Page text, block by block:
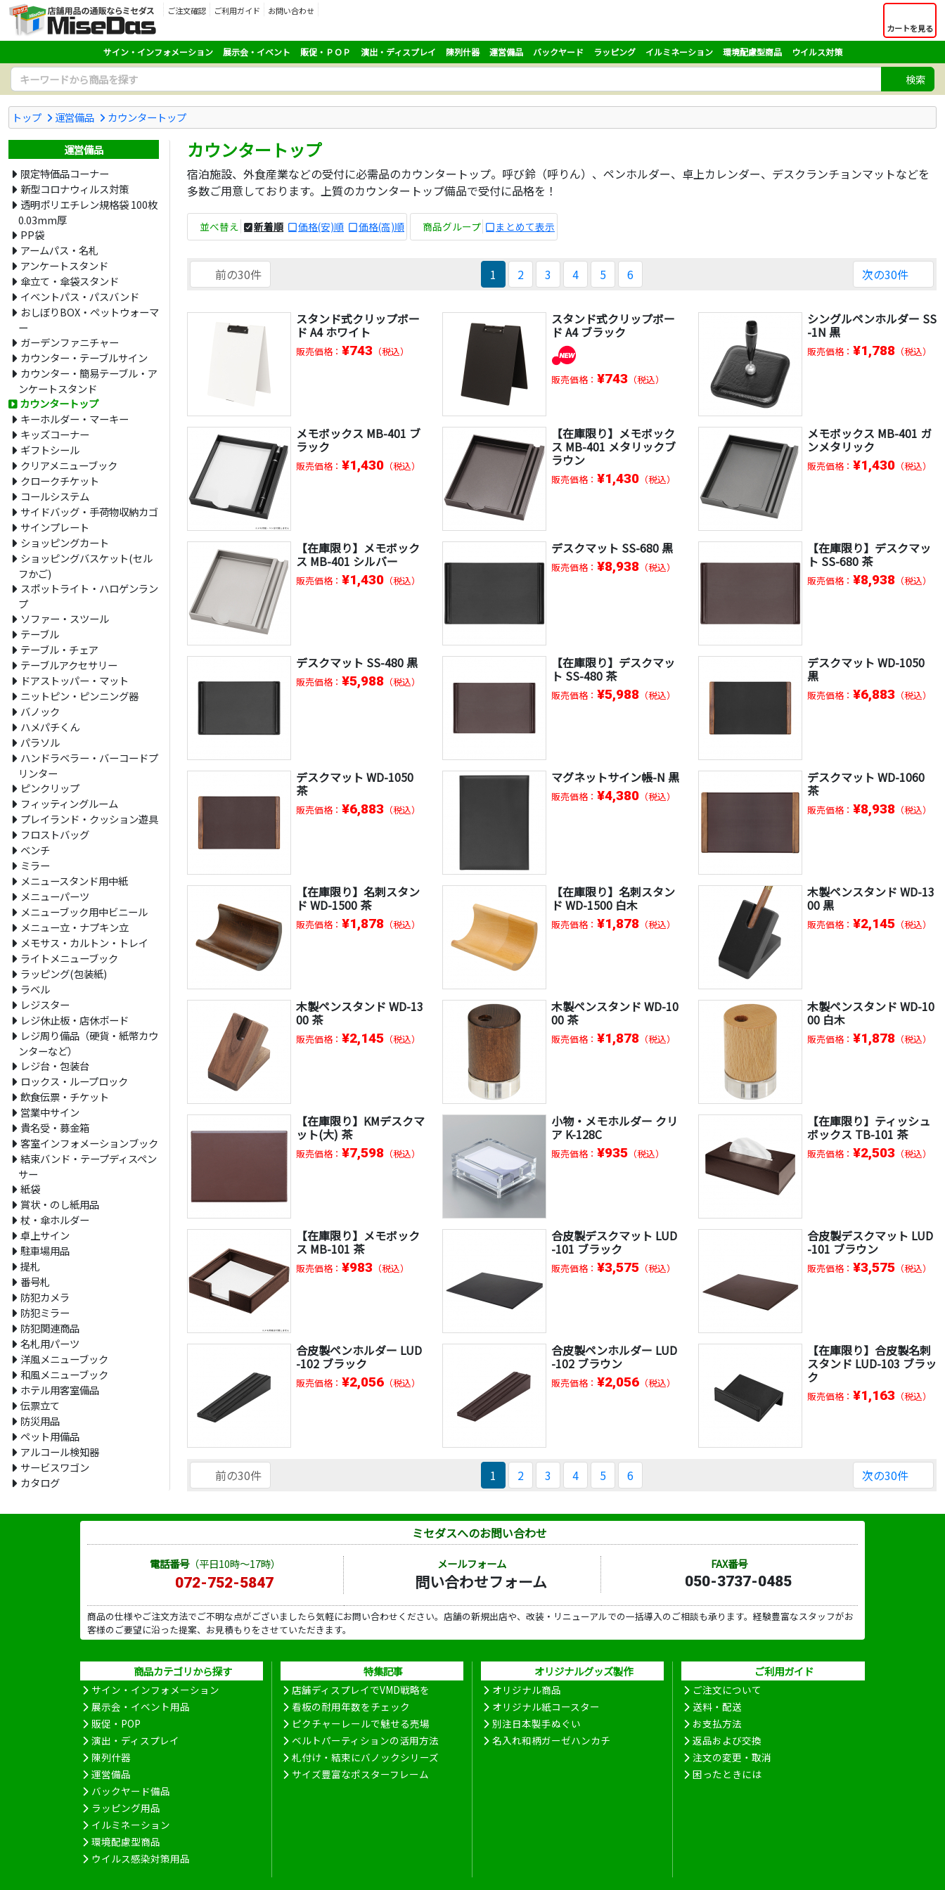
ご注文確認 ご利用ガイド
お問い合わせ
カートを見る
サイン・インフォメーション 展示会・イベント 販促・ＰＯＰ 演出・ディスプレイ 陳列什器 運営備品 バックヤード ラッピング イルミネーション 環境配慮型商品 ウイルス対策
検索
トップ 運営備品 カウンタートップ
カウンタートップ
宿泊施設、外食産業などの受付に必需品のカウンタートップ。呼び鈴（呼りん）、ペンホルダー、卓上カレンダー、デスクランチョンマットなどを
多数ご用意しております。上質のカウンタートップ備品で受付に品格を！
並べ替え 新着順 価格(安)順 価格(高)順 商品グループ まとめて表示
前の30件 1 2 3 4 5 6 次の30件
スタンド式クリップボー
ド A4 ホワイト
販売価格： ¥743 （税込）
スタンド式クリップボー
ド A4 ブラック
販売価格：¥743 （税込）
シングルペンホルダー SS
-1N 黒
販売価格： ¥1,788（税込）
メモボックス MB-401 ブ
ラック
販売価格： ¥1,430 （税込）
【在庫限り】メモボック
ス MB-401 メタリックブ
ラウン
販売価格：¥1,430 （税込）
メモボックス MB-401 ガ
ンメタリック
販売価格： ¥1,430（税込）
【在庫限り】メモボック
ス MB-401 シルバー
販売価格： ¥1,430 （税込）
デスクマット SS-680 黒
販売価格：¥8,938 （税込）
【在庫限り】デスクマッ
ト SS-680 茶
販売価格： ¥8,938（税込）
デスクマット SS-480 黒
販売価格： ¥5,988 （税込）
【在庫限り】デスクマッ
ト SS-480 茶
販売価格：¥5,988 （税込）
デスクマット WD-1050
黒
販売価格： ¥6,883（税込）
デスクマット WD-1050
茶
販売価格： ¥6,883 （税込）
マグネットサイン帳-N 黒
販売価格：¥4,380 （税込）
デスクマット WD-1060
茶
販売価格： ¥8,938（税込）
【在庫限り】名刺スタン
ド WD-1500 茶
販売価格： ¥1,878 （税込）
【在庫限り】名刺スタン
ド WD-1500 白木
販売価格：¥1,878 （税込）
木製ペンスタンド WD-13
00 黒
販売価格： ¥2,145（税込）
木製ペンスタンド WD-13
00 茶
販売価格： ¥2,145 （税込）
木製ペンスタンド WD-10
00 茶
販売価格：¥1,878 （税込）
木製ペンスタンド WD-10
00 白木
販売価格： ¥1,878（税込）
【在庫限り】KMデスクマ
ット(大) 茶
販売価格： ¥7,598 （税込）
小物・メモホルダー クリ
ア K-128C
販売価格：¥935 （税込）
【在庫限り】ティッシュ
ボックス TB-101 茶
販売価格： ¥2,503（税込）
【在庫限り】メモボック
ス MB-101 茶
販売価格： ¥983 （税込）
合皮製デスクマット LUD
-101 ブラック
販売価格：¥3,575 （税込）
合皮製デスクマット LUD
-101 ブラウン
販売価格： ¥3,575（税込）
合皮製ペンホルダー LUD
-102 ブラック
販売価格： ¥2,056 （税込）
合皮製ペンホルダー LUD
-102 ブラウン
販売価格：¥2,056 （税込）
【在庫限り】合皮製名刺
スタンド LUD-103 ブラッ
ク
販売価格： ¥1,163（税込）
前の30件 1 2 3 4 5 6 次の30件
運営備品
限定特価品コーナー
新型コロナウィルス対策
透明ポリエチレン規格袋 100枚
0.03mm厚
PP袋
アームパス・名札
アンケートスタンド
傘立て・傘袋スタンド
イベントパス・パスバンド
おしぼりBOX・ペットウォーマ
ー
ガーデンファニチャー
カウンター・テーブルサイン
カウンター・簡易テーブル・ア
ンケートスタンド
カウンタートップ
キーホルダー・マーキー
キッズコーナー
ギフトシール
クリアメニューブック
クロークチケット
コールシステム
サイドバッグ・手荷物収納カゴ
サインプレート
ショッピングカート
ショッピングバスケット(セル
フかご)
スポットライト・ハロゲンラン
プ
ソファー・スツール
テーブル
テーブル・チェア
テーブルアクセサリー
ドアストッパー・マット
ニットピン・ピンニング器
バノック
ハメパチくん
パラソル
ハンドラベラー・バーコードプ
リンター
ピンクリップ
フィッティングルーム
プレイランド・クッション遊具
フロストバッグ
ベンチ
ミラー
メニュースタンド用中紙
メニューパーツ
メニューブック用中ビニール
メニュー立・ナプキン立
メモサス・カルトン・トレイ
ライトメニューブック
ラッピング(包装紙)
ラベル
レジスター
レジ休止板・店休ボード
レジ周り備品（硬貨・紙幣カウ
ンターなど）
レジ台・包装台
ロックス・ループロック
飲食伝票・チケット
営業中サイン
貴名受・募金箱
客室インフォメーションブック
結束バンド・テープディスペン
サー
紙袋
賞状・のし紙用品
杖・傘ホルダー
卓上サイン
駐車場用品
提札
番号札
防犯カメラ
防犯ミラー
防犯関連商品
名札用パーツ
洋風メニューブック
和風メニューブック
ホテル用客室備品
伝票立て
防災用品
ペット用備品
アルコール検知器
サービスワゴン
カタログ
ミセダスへのお問い合わせ
電話番号（平日10時～17時）
072-752-5847
メールフォーム
問い合わせフォーム
FAX番号
050-3737-0485
商品の仕様やご注文方法でご不明な点がございましたら気軽にお問い合わせください。店舗の新規出店や、改装・リニューアルでの一括導入のご相談も承ります。経験豊富なスタッフがお
客様のご要望に沿った提案、お見積もりをさせていただきます。
商品カテゴリから探す
サイン・インフォメーション
展示会・イベント用品
販促・POP
演出・ディスプレイ
陳列什器
運営備品
バックヤード備品
ラッピング用品
イルミネーション
環境配慮型商品
ウイルス感染対策用品
特集記事
店舗ディスプレイでVMD戦略を
看板の耐用年数をチェック
ピクチャーレールで魅せる売場
ベルトパーティションの活用方法
札付け・結束にバノックシリーズ
サイズ豊富なポスターフレーム
オリジナルグッズ製作
オリジナル商品
オリジナル紙コースター
別注日本製手ぬぐい
名入れ和柄ガーゼハンカチ
ご利用ガイド
ご注文について
送料・配送
お支払方法
返品および交換
注文の変更・取消
困ったときには